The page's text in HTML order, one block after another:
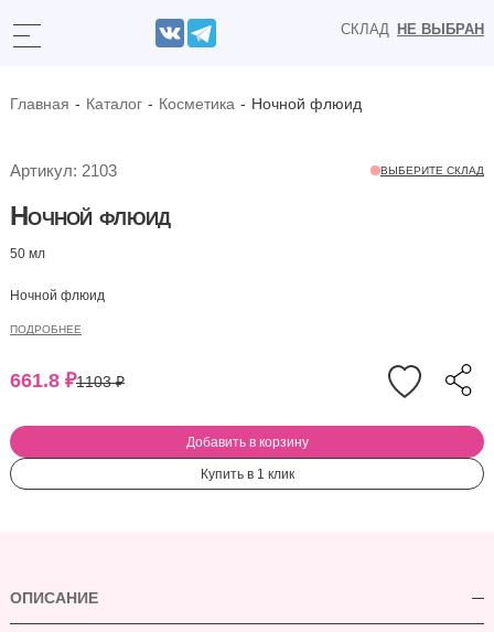
СКЛАД НЕ ВЫБРАН
Главная Каталог Косметика Ночной флюид
Артикул: 2103 ВЫБЕРИТЕ СКЛАД
Ночной флюид
50 мл
Ночной флюид
ПОДРОБНЕЕ
661.8 ₽1103₽
Добавить в корзину
Купить в 1 клик
ОПИСАНИЕ